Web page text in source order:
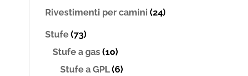
Rivestimenti per camini (24)
Stufe (73)
Stufe a gas (10)
Stufe a GPL (6)